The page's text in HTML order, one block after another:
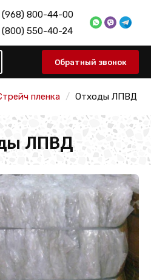
(968) 800-44-00
(800) 550-40-24
Обратный звонок
пленка Отходы ЛПВД
ЛПВД